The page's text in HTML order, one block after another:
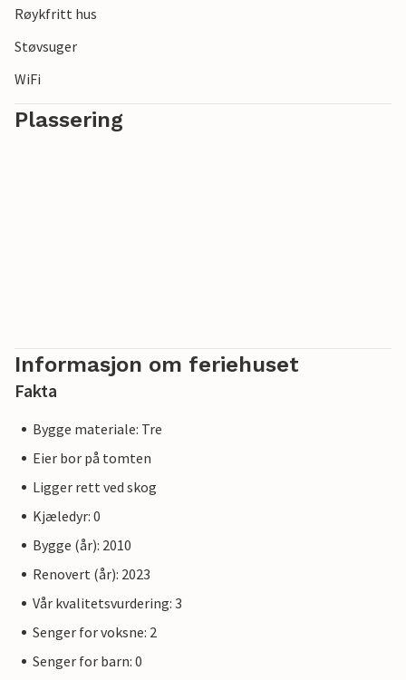
Røykfritt hus
Støvsuger
WiFi
Plassering
Informasjon om feriehuset
Fakta
Bygge materiale: Tre
Eier bor på tomten
Ligger rett ved skog
Kjæledyr: 0
Bygge (år): 2010
Renovert (år): 2023
Vår kvalitetsvurdering: 3
Senger for voksne: 2
Senger for barn: 0